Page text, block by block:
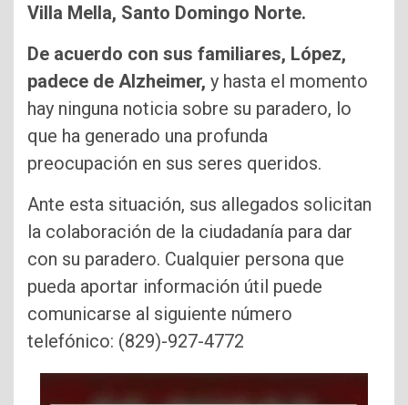
Villa Mella, Santo Domingo Norte.
De acuerdo con sus familiares, López,
padece de Alzheimer, y hasta el momento
hay ninguna noticia sobre su paradero, lo
que ha generado una profunda
preocupación en sus seres queridos.
Ante esta situación, sus allegados solicitan
la colaboración de la ciudadanía para dar
con su paradero. Cualquier persona que
pueda aportar información útil puede
comunicarse al siguiente número
telefónico: (829)-927-4772